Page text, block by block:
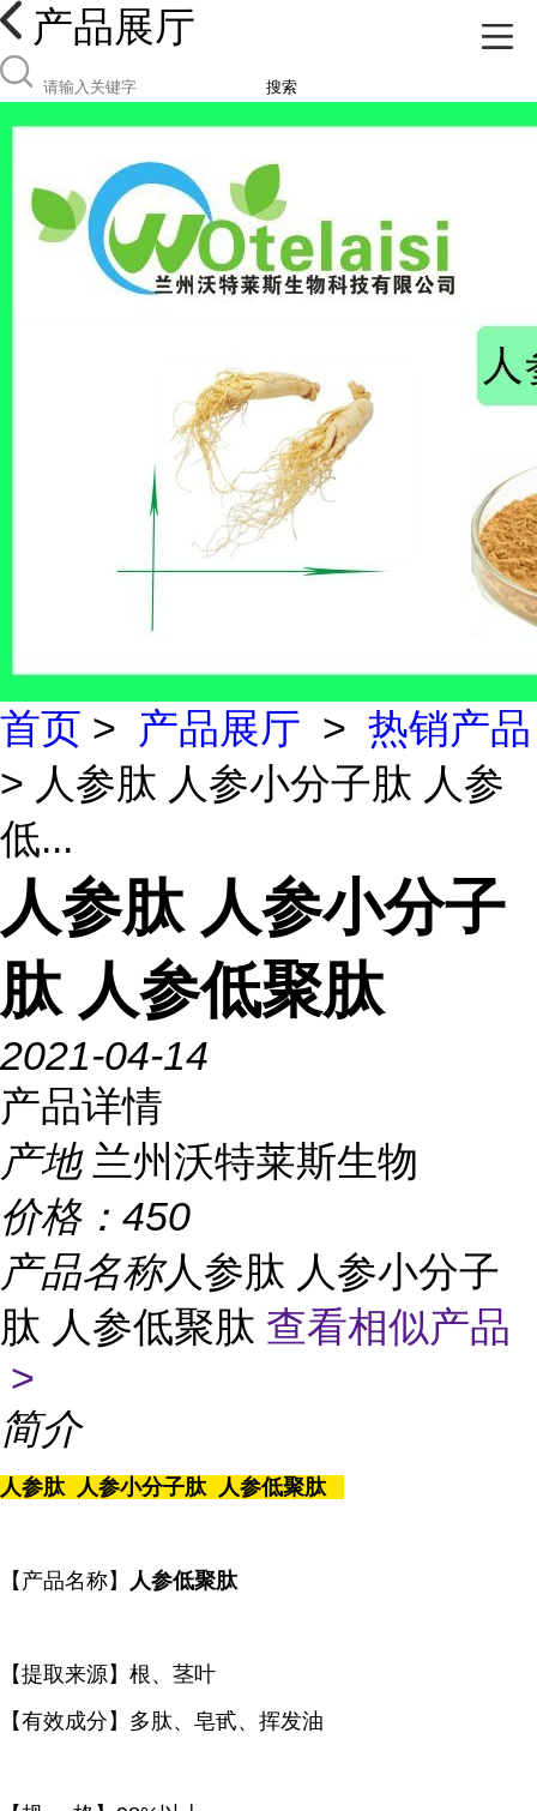
产品展厅
搜索
首页 > 产品展厅 > 热销产品
> 人参肽 人参小分子肽 人参
低...
人参肽 人参小分子
肽 人参低聚肽
2021-04-14
产品详情
产地 兰州沃特莱斯生物
价格： 450
产品名称人参肽 人参小分子
肽 人参低聚肽 查看相似产品
>
简介
人参肽 人参小分子肽 人参低聚肽
【产品名称】 人参低聚肽
【提取来源】根、茎叶
【有效成分】多肽、皂甙、挥发油